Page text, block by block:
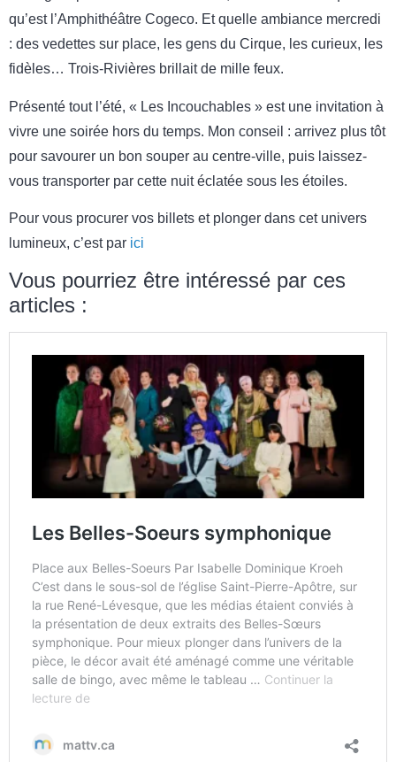
qu’est l’Amphithéâtre Cogeco. Et quelle ambiance mercredi
: des vedettes sur place, les gens du Cirque, les curieux, les
fidèles… Trois-Rivières brillait de mille feux.
Présenté tout l’été, « Les Incouchables » est une invitation à
vivre une soirée hors du temps. Mon conseil : arrivez plus tôt
pour savourer un bon souper au centre-ville, puis laissez-
vous transporter par cette nuit éclatée sous les étoiles.
Pour vous procurer vos billets et plonger dans cet univers
lumineux, c’est par ici
Vous pourriez être intéressé par ces
articles :